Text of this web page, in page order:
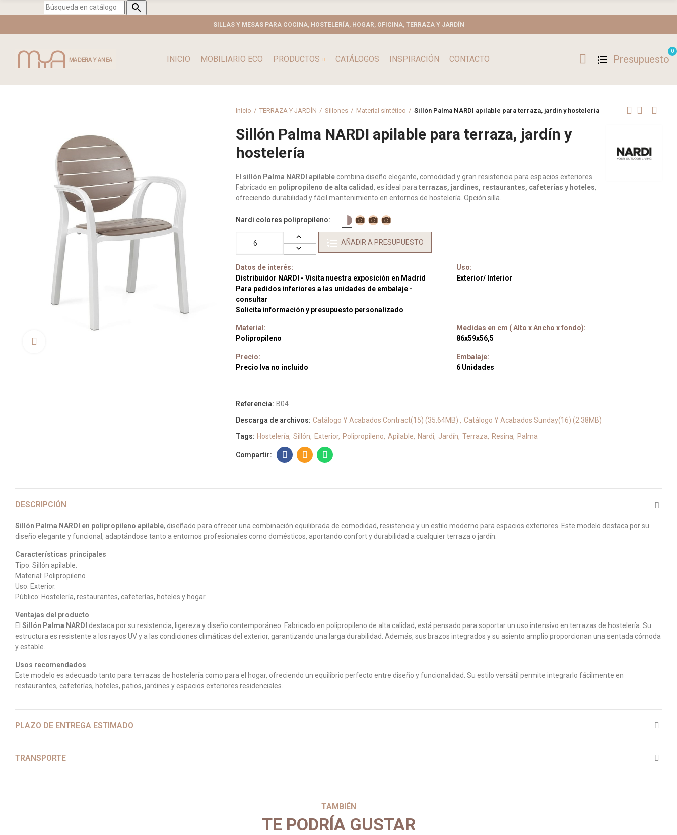

SILLAS Y MESAS PARA COCINA, HOSTELERÍA, HOGAR, OFICINA, TERRAZA Y JARDÍN
INICIO MOBILIARIO ECO PRODUCTOS CATÁLOGOS INSPIRACIÓN CONTACTO Presupuesto
0
Inicio TERRAZA Y JARDÍN Sillones Material sintético Sillón Palma NARDI apilable para terraza, jardín y hostelería
Sillón Palma NARDI apilable para terraza, jardín y
hostelería
El sillón Palma NARDI apilable combina diseño elegante, comodidad y gran resistencia para espacios exteriores.
Fabricado en polipropileno de alta calidad, es ideal para terrazas, jardines, restaurantes, cafeterías y hoteles,
ofreciendo durabilidad y fácil mantenimiento en entornos de hostelería. Opción silla.
Nardi colores polipropileno
AÑADIR A PRESUPUESTO
Datos de interés:
Distribuidor NARDI - Visita nuestra exposición en Madrid
Para pedidos inferiores a las unidades de embalaje -
consultar
Solicita información y presupuesto personalizado
Uso:
Exterior/ Interior
Material:
Polipropileno
Medidas en cm ( Alto x Ancho x fondo):
86x59x56,5
Precio:
Precio Iva no incluido
Embalaje:
6 Unidades
Referencia: B04
Descarga de archivos: Catálogo Y Acabados Contract(15) (35.64MB)
Catálogo Y Acabados Sunday(16) (2.38MB)
Tags: Hostelería Sillón Exterior Polipropileno Apilable Nardi Jardín Terraza Resina Palma
DESCRIPCIÓN
Sillón Palma NARDI en polipropileno apilable, diseñado para ofrecer una combinación equilibrada de comodidad, resistencia y un estilo moderno para espacios exteriores. Este modelo destaca por su
diseño elegante y funcional, adaptándose tanto a entornos profesionales como domésticos, aportando confort y durabilidad a cualquier terraza o jardín.
Características principales
Tipo: Sillón apilable.
Material: Polipropileno
Uso: Exterior.
Público: Hostelería, restaurantes, cafeterías, hoteles y hogar.
Ventajas del producto
El Sillón Palma NARDI destaca por su resistencia, ligereza y diseño contemporáneo. Fabricado en polipropileno de alta calidad, está pensado para soportar un uso intensivo en terrazas de hostelería. Su
estructura es resistente a los rayos UV y a las condiciones climáticas del exterior, garantizando una larga durabilidad. Además, sus brazos integrados y su asiento amplio proporcionan una sentada cómoda
y estable.
Usos recomendados
Este modelo es adecuado tanto para terrazas de hostelería como para el hogar, ofreciendo un equilibrio perfecto entre diseño y funcionalidad. Su estilo versátil permite integrarlo fácilmente en
restaurantes, cafeterías, hoteles, patios, jardines y espacios exteriores residenciales.
PLAZO DE ENTREGA ESTIMADO
TRANSPORTE
TAMBIÉN
TE PODRÍA GUSTAR